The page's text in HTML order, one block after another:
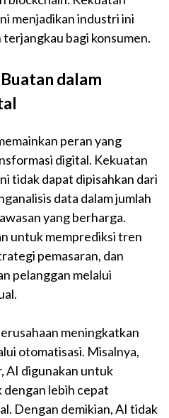
menjadikan industri ini
bagi konsumen.
dalam
peran yang
digital. Kekuatan
tidak dapat dipisahkan dari
data dalam jumlah
yang berharga.
untuk memprediksi tren
pemasaran, dan
pelanggan melalui
meningkatkan
otomatisasi. Misalnya,
AI digunakan untuk
lebih cepat
Dengan demikian, AI tidak